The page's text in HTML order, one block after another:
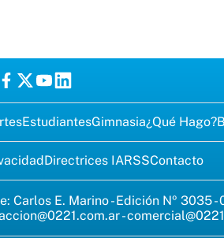
EstudiantesGimnasia¿Qué Hago?
Directrices IARSSContacto
E. Marino - Edición Nº 3035
-